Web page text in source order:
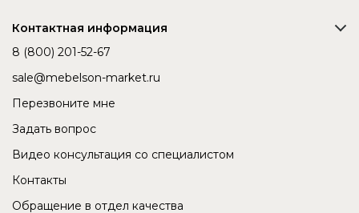
Контактная информация
8 (800) 201-52-67
sale@mebelson-market.ru
Перезвоните мне
Задать вопрос
Видео консультация со специалистом
Контакты
Обращение в отдел качества